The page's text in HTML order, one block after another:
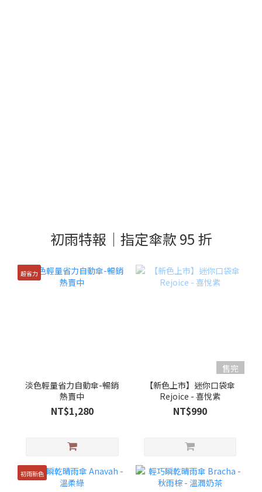
初雨特報｜指定傘款 95 折
超省力
淡色輕量省力自動傘-暢銷
熱賣中
NT$1,280
售完
【新色上市】迷你口袋傘
Rejoice - 喜悅紫
NT$990
初雨新色